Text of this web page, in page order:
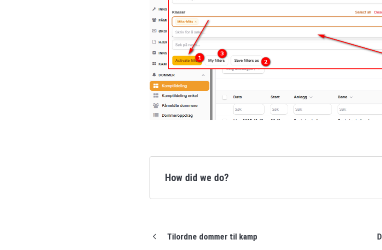
How did we do?
Tilordne dommer til kamp